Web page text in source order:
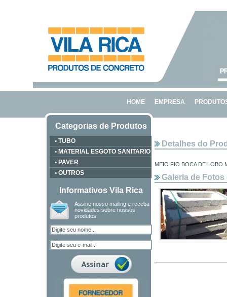
HOME EMPRESA
Categorias de Produtos
• TUBO
• MATERIAL ESGOTO SANITARIO
• PAVER
• OUTROS
Informativos Vila Rica
Assine nosso mailing e receba
novidades sobre nossos
produtos.
Detalhes do
MEIO FIO BOCA DE LOBO
Galeria de